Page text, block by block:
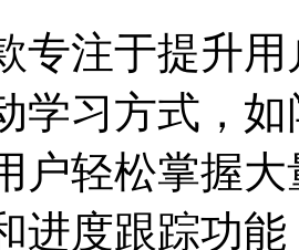
专注于提升
学习方式，
户轻松掌握
进度跟踪功